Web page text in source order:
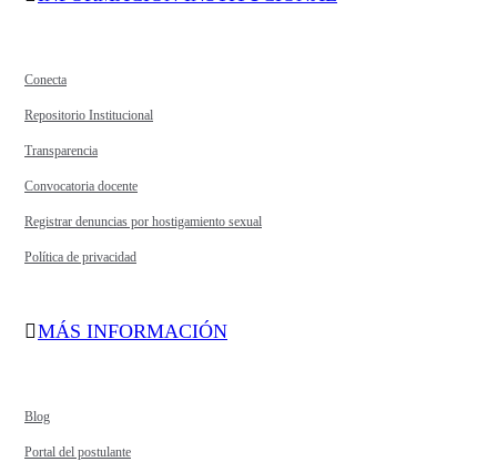
Conecta
Repositorio Institucional
Transparencia
Convocatoria docente
Registrar denuncias por hostigamiento sexual
Política de privacidad
MÁS INFORMACIÓN
Blog
Portal del postulante